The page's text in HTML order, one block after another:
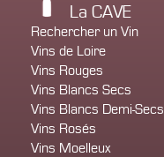
La CAVE
Rechercher un Vin
Vins de Loire
Vins Rouges
Vins Blancs Secs
Vins Blancs Demi-Secs
Vins Rosés
Vins Moelleux